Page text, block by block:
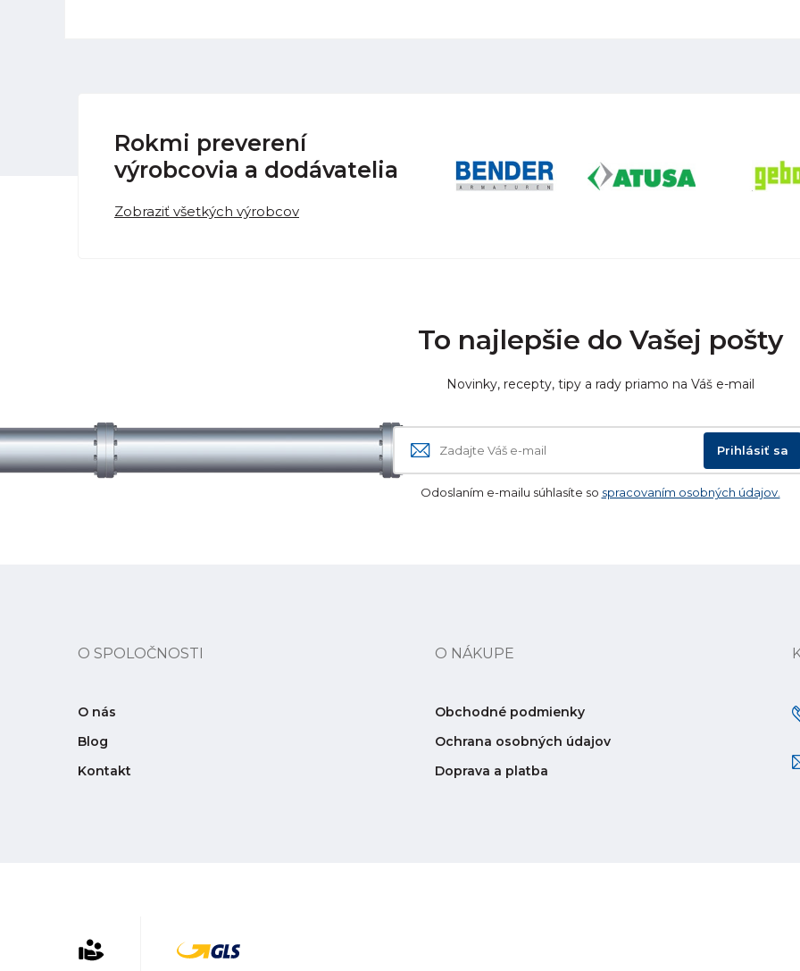
Rokmi preverení
výrobcovia a dodávatelia
Zobraziť všetkých výrobcov
To najlepšie do Vašej pošty
Novinky, recepty, tipy a rady priamo na Váš e-mail
Prihlásiť sa
Odoslaním e-mailu súhlasíte so spracovaním osobných údajov.
O SPOLOČNOSTI
O nás
Blog
Kontakt
O NÁKUPE
Obchodné podmienky
Ochrana osobných údajov
Doprava a platba